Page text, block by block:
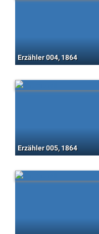
Erzähler 004, 1864
Erzähler 005, 1864